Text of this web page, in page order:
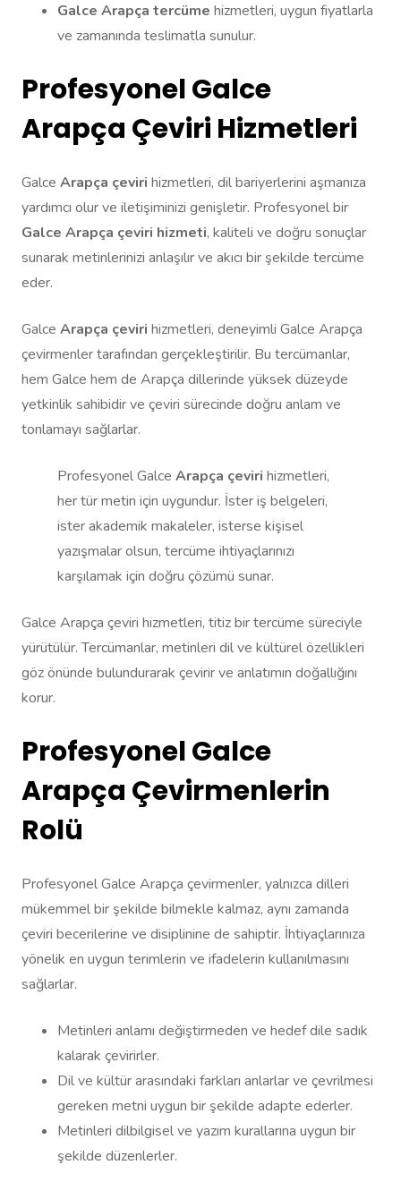
Galce Arapça tercüme hizmetleri, uygun fiyatlarla
ve zamanında teslimatla sunulur.
Profesyonel Galce
Arapça Çeviri Hizmetleri
Galce Arapça çeviri hizmetleri, dil bariyerlerini aşmanıza
yardımcı olur ve iletişiminizi genişletir. Profesyonel bir
Galce Arapça çeviri hizmeti, kaliteli ve doğru sonuçlar
sunarak metinlerinizi anlaşılır ve akıcı bir şekilde tercüme
eder.
Galce Arapça çeviri hizmetleri, deneyimli Galce Arapça
çevirmenler tarafından gerçekleştirilir. Bu tercümanlar,
hem Galce hem de Arapça dillerinde yüksek düzeyde
yetkinlik sahibidir ve çeviri sürecinde doğru anlam ve
tonlamayı sağlarlar.
Profesyonel Galce Arapça çeviri hizmetleri,
her tür metin için uygundur. İster iş belgeleri,
ister akademik makaleler, isterse kişisel
yazışmalar olsun, tercüme ihtiyaçlarınızı
karşılamak için doğru çözümü sunar.
Galce Arapça çeviri hizmetleri, titiz bir tercüme süreciyle
yürütülür. Tercümanlar, metinleri dil ve kültürel özellikleri
göz önünde bulundurarak çevirir ve anlatımın doğallığını
korur.
Profesyonel Galce
Arapça Çevirmenlerin
Rolü
Profesyonel Galce Arapça çevirmenler, yalnızca dilleri
mükemmel bir şekilde bilmekle kalmaz, aynı zamanda
çeviri becerilerine ve disiplinine de sahiptir. İhtiyaçlarınıza
yönelik en uygun terimlerin ve ifadelerin kullanılmasını
sağlarlar.
Metinleri anlamı değiştirmeden ve hedef dile sadık
kalarak çevirirler.
Dil ve kültür arasındaki farkları anlarlar ve çevrilmesi
gereken metni uygun bir şekilde adapte ederler.
Metinleri dilbilgisel ve yazım kurallarına uygun bir
şekilde düzenlerler.